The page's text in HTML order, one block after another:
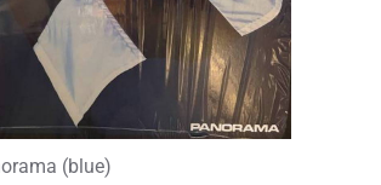
(blue)